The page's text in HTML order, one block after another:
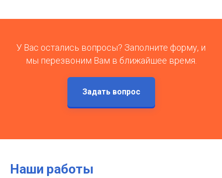
У Вас остались вопросы? Заполните форму, и
мы перезвоним Вам в ближайшее время.
Задать вопрос
Наши работы